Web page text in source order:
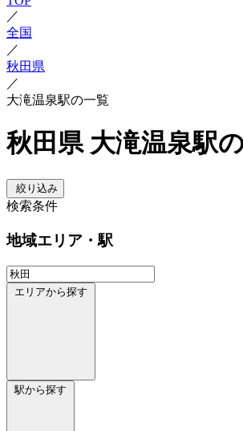
／
全国
／
秋田県
／
大滝温泉駅の一覧
秋田県 大滝温泉駅
絞り込み
検索条件
地域エリア・駅
エリアから探す
駅から探す